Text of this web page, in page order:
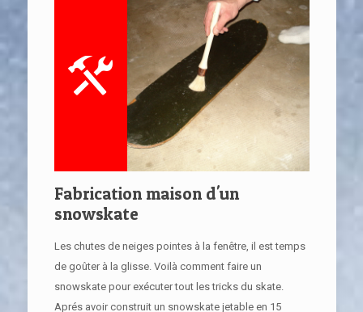
Fabrication maison d'un
snowskate
Les chutes de neiges pointes à la fenêtre, il est temps
de goûter à la glisse. Voilà comment faire un
snowskate pour exécuter tout les tricks du skate.
Aprés avoir construit un snowskate jetable en 15